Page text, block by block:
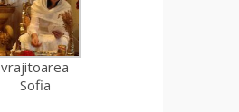
vrajitoarea
Sofia